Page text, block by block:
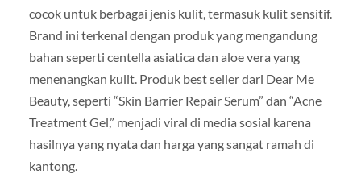
cocok untuk berbagai jenis kulit, termasuk kulit sensitif.
Brand ini terkenal dengan produk yang mengandung
bahan seperti centella asiatica dan aloe vera yang
menenangkan kulit. Produk best seller dari Dear Me
Beauty, seperti “Skin Barrier Repair Serum” dan “Acne
Treatment Gel,” menjadi viral di media sosial karena
hasilnya yang nyata dan harga yang sangat ramah di
kantong.